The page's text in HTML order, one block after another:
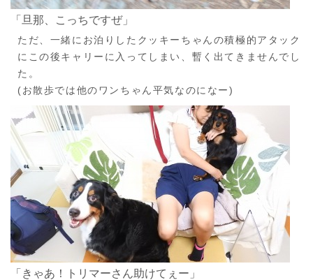
「旦那、こっちですぜ」
ただ、一緒にお泊りしたクッキーちゃんの積極的アタック
にこの後キャリーに入ってしまい、暫く出てきませんでし
た。
(お散歩では他のワンちゃん平気なのになー)
「きゃあ！トリマーさん助けてぇー」